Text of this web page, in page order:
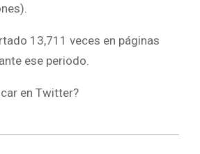
13,711 veces en páginas
ese periodo.
en Twitter?